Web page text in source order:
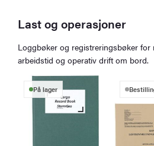
Last og operasjoner
Loggbøker og registreringsbøker for
arbeidstid og operativ drift om bord.
På lager